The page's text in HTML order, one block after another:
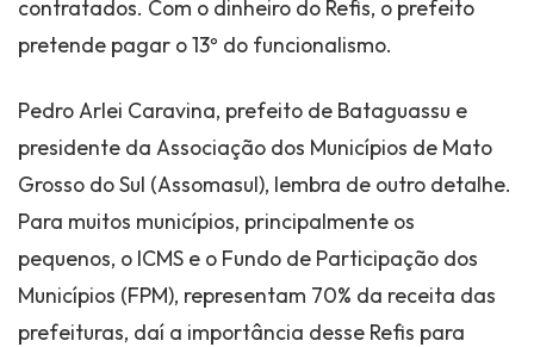
contratados. Com o dinheiro do Refis, o prefeito
pretende pagar o 13º do funcionalismo.
Pedro Arlei Caravina, prefeito de Bataguassu e
presidente da Associação dos Municípios de Mato
Grosso do Sul (Assomasul), lembra de outro detalhe.
Para muitos municípios, principalmente os
pequenos, o ICMS e o Fundo de Participação dos
Municípios (FPM), representam 70% da receita das
prefeituras, daí a importância desse Refis para